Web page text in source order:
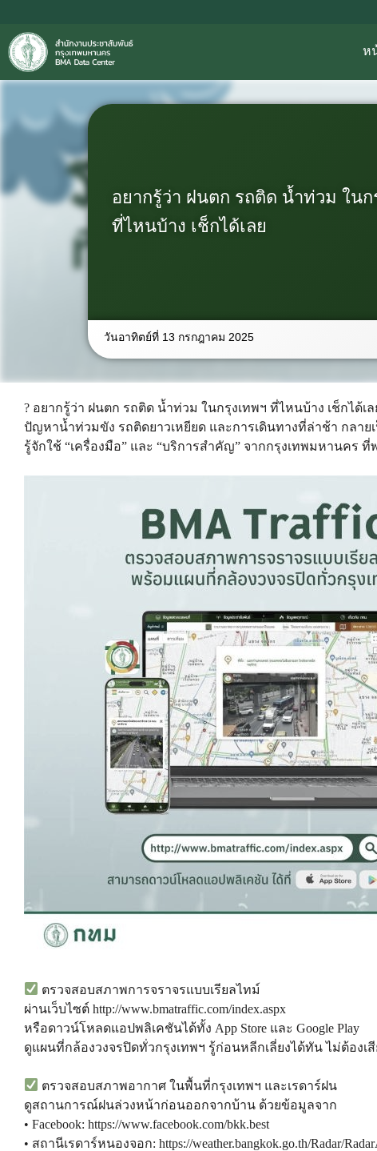
ห
อยากรู้ว่า ฝนตก รถติด น้ำท่วม ในก
ที่ไหนบ้าง เช็กได้เลย
วันอาทิตย์ที่ 13 กรกฎาคม 2025
? อยากรู้ว่า ฝนตก รถติด น้ำท่วม ในกรุงเทพฯ ที่ไหนบ้าง เช็กได้
ปัญหาน้ำท่วมขัง รถติดยาวเหยียด และการเดินทางที่ล่าช้า กลาย
รู้จักใช้ “เครื่องมือ” และ “บริการสำคัญ” จากกรุงเทพมหานคร
ตรวจสอบสภาพการจราจรแบบเรียลไทม์
ผ่านเว็บไซต์ http://www.bmatraffic.com/index.aspx
หรือดาวน์โหลดแอปพลิเคชันได้ทั้ง App Store และ Google Play
ดูแผนที่กล้องวงจรปิดทั่วกรุงเทพฯ รู้ก่อนหลีกเลี่ยงได้ทัน ไม่ต้องเ
ตรวจสอบสภาพอากาศ ในพื้นที่กรุงเทพฯ และเรดาร์ฝน
ดูสถานการณ์ฝนล่วงหน้าก่อนออกจากบ้าน ด้วยข้อมูลจาก
• Facebook: https://www.facebook.com/bkk.best
• สถานีเรดาร์หนองจอก: https://weather.bangkok.go.th/Radar/